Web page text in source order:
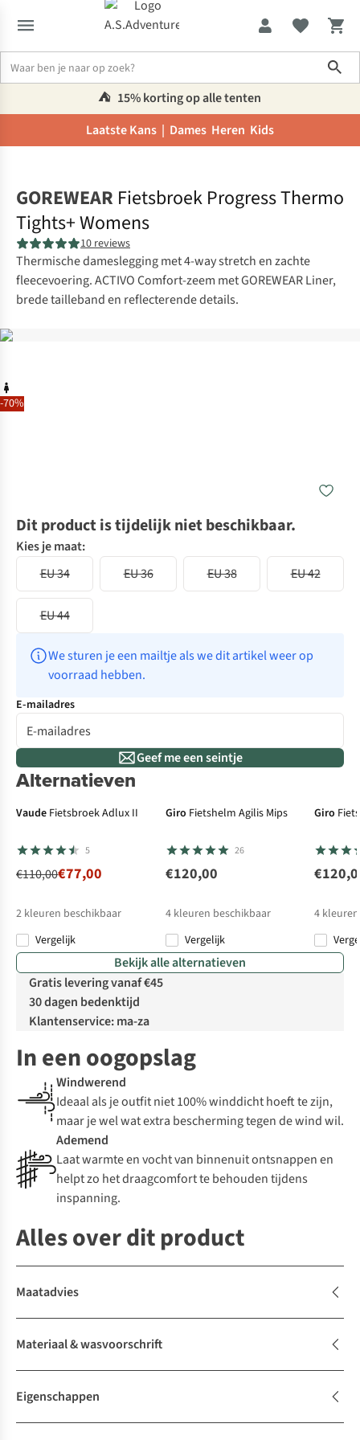
⛺️ 15% korting op alle tenten
Laatste Kans | Dames Heren Kids
-70%
GOREWEAR Fietsbroek Progress Thermo
Tights+ Womens
10 reviews
Thermische dameslegging met 4-way stretch en zachte
fleecevoering. ACTIVO Comfort-zeem met GOREWEAR Liner,
brede tailleband en reflecterende details.
Dit product is tijdelijk niet beschikbaar.
Kies je maat:
EU 34
EU 36 EU 38 EU 42
EU 44
We sturen je een mailtje als we dit artikel weer op
voorraad hebben.
E-mailadres
Geef me een seintje
Alternatieven
-30%
Vaude Fietsbroek Adlux II
5
€110,00€77,00
2 kleuren beschikbaar
%
Vergelijk
Giro Fietshelm Agilis Mips
26
€120,00
4 kleuren beschikbaar
Vergelijk
Giro
4
Bekijk alle alternatieven
Gratis levering vanaf €45
30 dagen bedenktijd
Klantenservice: ma-za
In een oogopslag
Windwerend
Ideaal als je outfit niet 100% winddicht hoeft te zijn,
maar je wel wat extra bescherming tegen de wind wil.
Ademend
Laat warmte en vocht van binnenuit ontsnappen en
helpt zo het draagcomfort te behouden tijdens
inspanning.
Alles over dit product
Maatadvies
Materiaal & wasvoorschrift
Eigenschappen